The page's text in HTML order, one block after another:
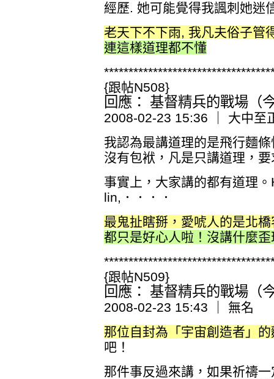
經歷. 她可能覺得我諷刺她迷
老天下不下雨, 我凡夫俗子管
連這樣道理都不懂
{跟帖N508}
回應： 基督精兵的戰場（
2008-02-23 15:36 ｜ 大中至
我認為最講道理的是飛行麵
沒有包袱，凡是只講道理，
事實上，大家講的都有道理
lin,．．．．
最鬼扯瞎掰，愛唬人的是北橋
都只是好心人啦！沒講什麼歪
{跟帖N509}
回應： 基督精兵的戰場（
2008-02-23 15:43 ｜ 無名
那位自封為「宇宙創造者」的
吧！
那件事反過來講，如果祈禱